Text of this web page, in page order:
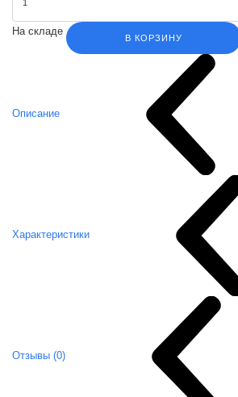
На складе
В КОРЗИНУ
Описание
Характеристики
Отзывы (0)